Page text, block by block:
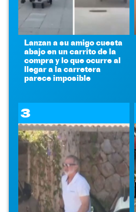
Lanzan a su amigo cuesta
abajo en un carrito de la
compra y lo que ocurre al
llegar a la carretera
parece imposible
3